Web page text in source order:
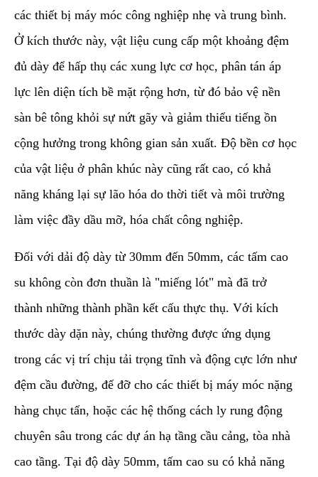
các thiết bị máy móc công nghiệp nhẹ và trung bình.
Ở kích thước này, vật liệu cung cấp một khoảng đệm
đủ dày để hấp thụ các xung lực cơ học, phân tán áp
lực lên diện tích bề mặt rộng hơn, từ đó bảo vệ nền
sàn bê tông khỏi sự nứt gãy và giảm thiểu tiếng ồn
cộng hưởng trong không gian sản xuất. Độ bền cơ học
của vật liệu ở phân khúc này cũng rất cao, có khả
năng kháng lại sự lão hóa do thời tiết và môi trường
làm việc đầy dầu mỡ, hóa chất công nghiệp.
​Đối với dải độ dày từ 30mm đến 50mm, các tấm cao
su không còn đơn thuần là "miếng lót" mà đã trở
thành những thành phần kết cấu thực thụ. Với kích
thước dày dặn này, chúng thường được ứng dụng
trong các vị trí chịu tải trọng tĩnh và động cực lớn như
đệm cầu đường, đế đỡ cho các thiết bị máy móc nặng
hàng chục tấn, hoặc các hệ thống cách ly rung động
chuyên sâu trong các dự án hạ tầng cầu cảng, tòa nhà
cao tầng. Tại độ dày 50mm, tấm cao su có khả năng